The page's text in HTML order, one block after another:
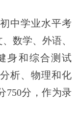
中学业水平考
数学、外语、
身和综合测试
析、物理和化
750分，作为录